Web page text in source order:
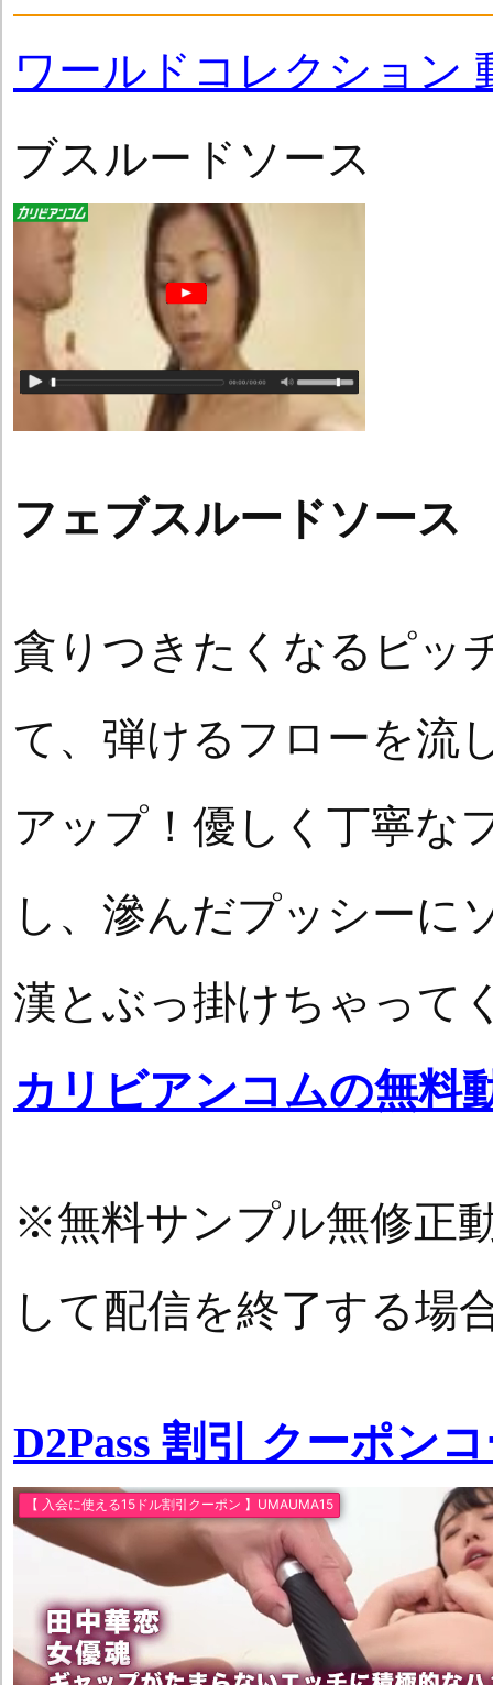
ワールドコレクション
ブスルードソース
フェブスルードソース
貪りつきたくなるピッ
て、弾けるフローを流
アップ！優しく丁寧な
し、滲んだプッシーに
漢とぶっ掛けちゃって
カリビアンコムの無料
※無料サンプル無修正
して配信を終了する場
D2Pass 割引 クーポン